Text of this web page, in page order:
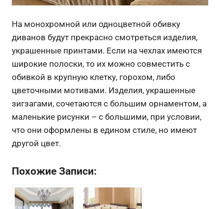
На монохромной или одноцветной обивку
диванов будут прекрасно смотреться изделия,
украшенные принтами. Если на чехлах имеются
широкие полоски, то их можно совместить с
обивкой в крупную клетку, горохом, либо
цветочными мотивами. Изделия, украшенные
зигзагами, сочетаются с большим орнаментом, а
маленькие рисунки – с большими, при условии,
что они оформлены в едином стиле, но имеют
другой цвет.
Похожие Записи: